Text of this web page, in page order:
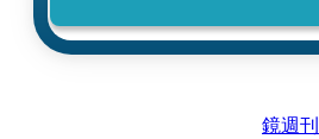
鏡週刊